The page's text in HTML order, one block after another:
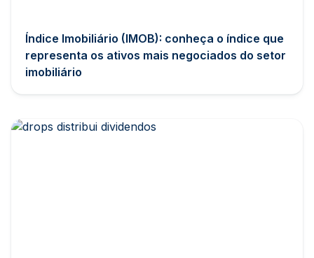
Índice Imobiliário (IMOB): conheça o índice que
representa os ativos mais negociados do setor
imobiliário